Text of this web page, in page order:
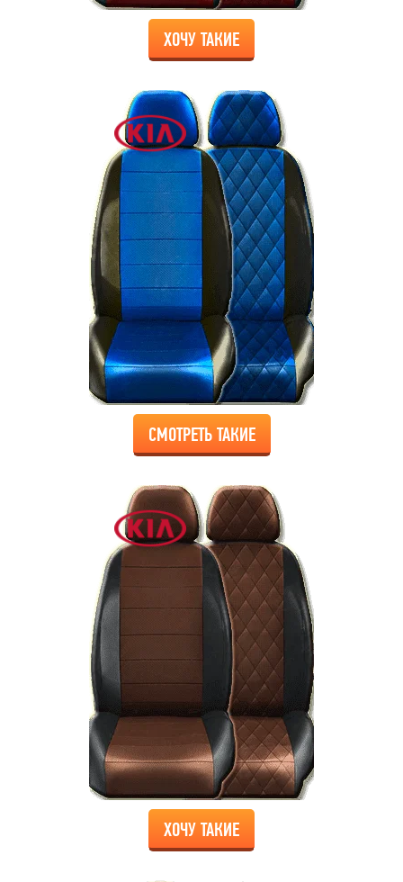
ХОЧУ ТАКИЕ
СМОТРЕТЬ ТАКИЕ
ХОЧУ ТАКИЕ